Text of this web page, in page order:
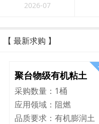
2026-07
【 最新求购 】
聚台物级有机粘土
采购数量： 1桶
应用领域： 阻燃
品质要求： 有机膨润土